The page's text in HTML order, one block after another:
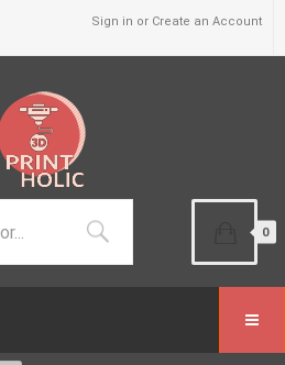
Sign in or Create an Account
0